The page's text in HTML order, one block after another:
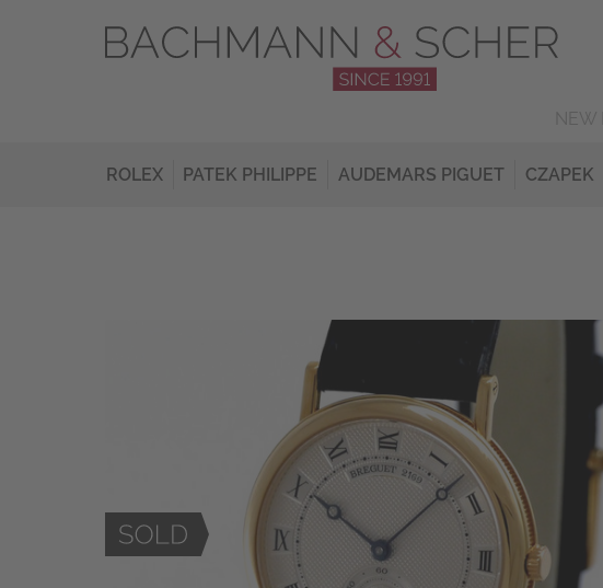
ROLEX PATEK PHILIPPE AUDEMARS PIGUET CZAPEK